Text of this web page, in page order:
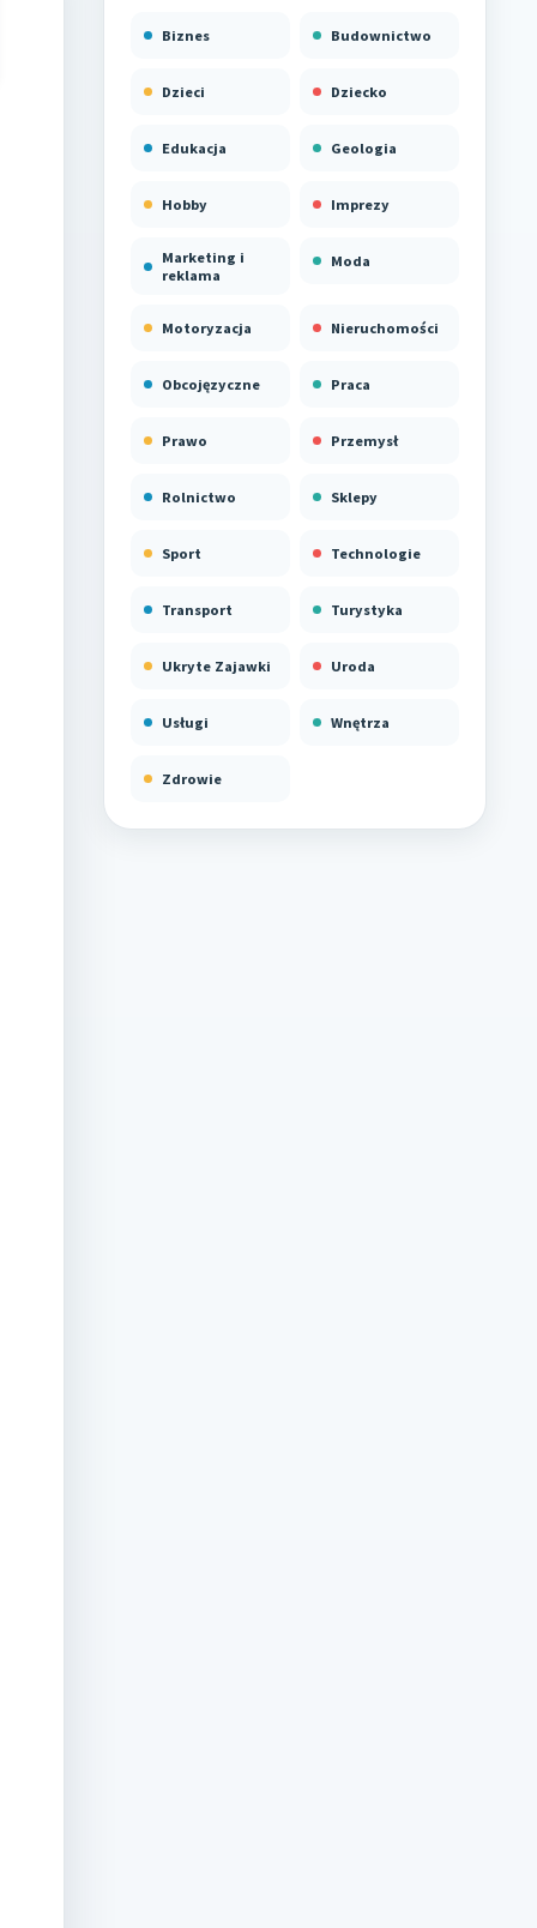
Biznes Budownictwo
Dzieci Dziecko
Edukacja Geologia
Hobby Imprezy
Marketing i
reklama
Moda
Motoryzacja Nieruchomości
Obcojęzyczne Praca
Prawo Przemysł
Rolnictwo Sklepy
Sport Technologie
Transport Turystyka
Ukryte Zajawki Uroda
Usługi Wnętrza
Zdrowie